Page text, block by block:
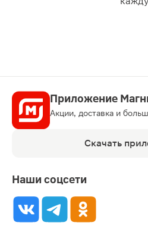
Приложение
Акции, доставка и
Скачать
Наши соцсети